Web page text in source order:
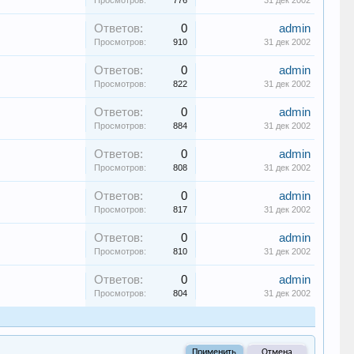
Ответов: 0
Просмотров: 910
admin
31 дек 2002
Ответов: 0
Просмотров: 822
admin
31 дек 2002
Ответов: 0
Просмотров: 884
admin
31 дек 2002
Ответов: 0
Просмотров: 808
admin
31 дек 2002
Ответов: 0
Просмотров: 817
admin
31 дек 2002
Ответов: 0
Просмотров: 810
admin
31 дек 2002
Ответов: 0
Просмотров: 804
admin
31 дек 2002